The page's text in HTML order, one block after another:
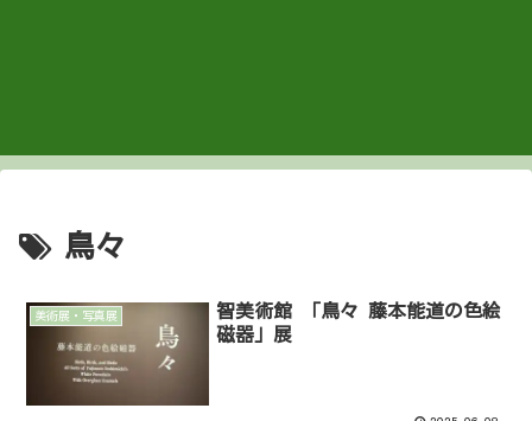
鳥々
美術展・写真展
智美術館 「鳥々 藤本能道の色絵
磁器」展